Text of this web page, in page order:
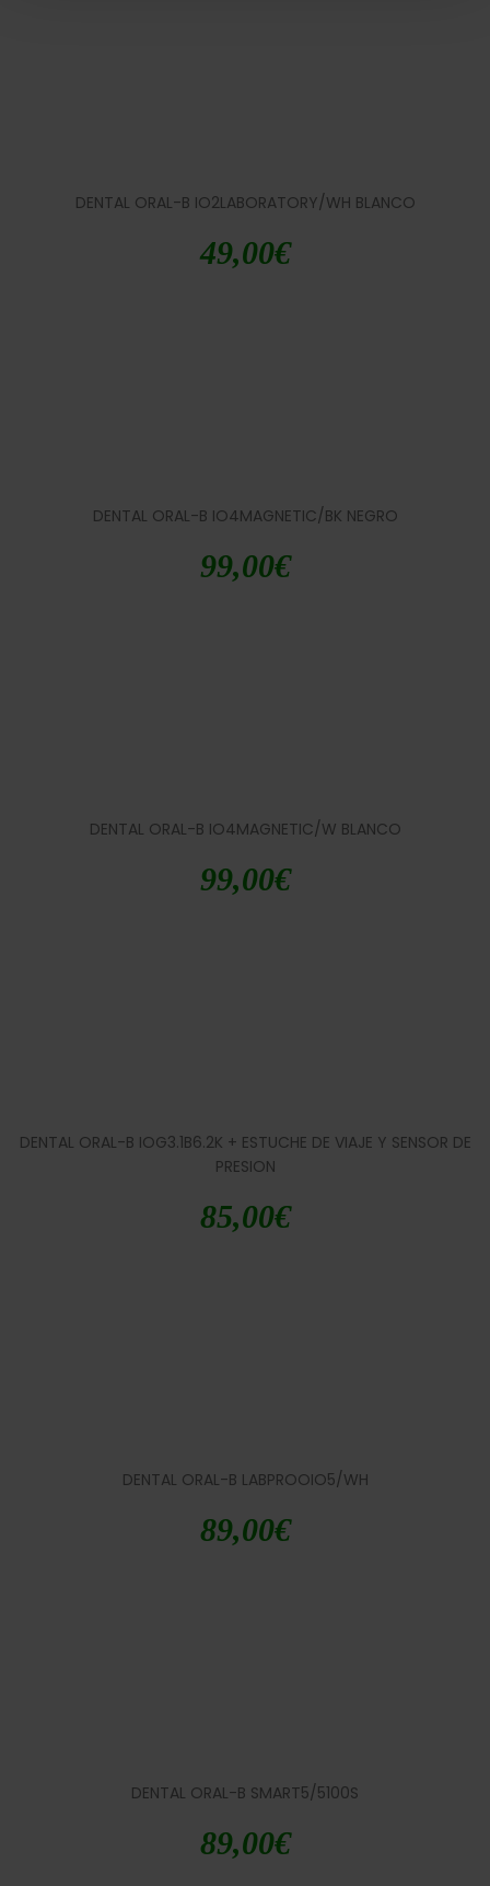
DENTAL ORAL-B IO2LABORATORY/WH BLANCO
49,00€
DENTAL ORAL-B IO4MAGNETIC/BK NEGRO
99,00€
DENTAL ORAL-B IO4MAGNETIC/W BLANCO
99,00€
DENTAL ORAL-B IOG3.1B6.2K + ESTUCHE DE VIAJE Y SENSOR DE
PRESION
85,00€
DENTAL ORAL-B LABPROOIO5/WH
89,00€
DENTAL ORAL-B SMART5/5100S
89,00€